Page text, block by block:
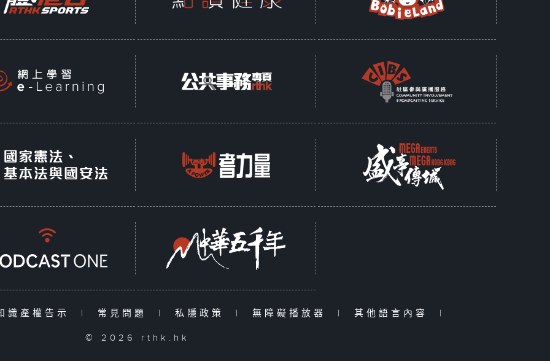
識產權告示 | 常見問題 | 私隱政策 | 無障礙播放器 | 其他語言內容 |
© 2026 rthk.hk